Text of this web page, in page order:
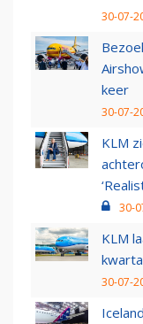
30-07-
keer
30-07-
KLM
30-
KLM
30-07-